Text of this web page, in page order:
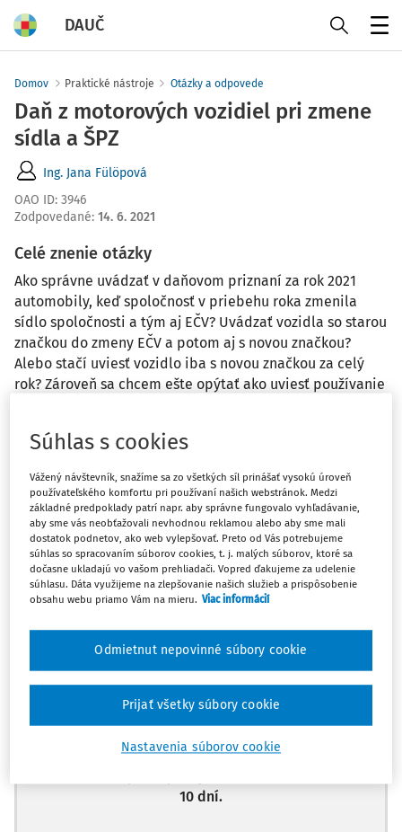
DAUČ
Domov Praktické nástroje Otázky a odpovede
Daň z motorových vozidiel pri zmene
sídla a ŠPZ
Ing. Jana Fülöpová
OAO ID: 3946
Zodpovedané: 14. 6. 2021
Celé znenie otázky
Ako správne uvádzať v daňovom priznaní za rok 2021
automobily, keď spoločnosť v priebehu roka zmenila
sídlo spoločnosti a tým aj EČV? Uvádzať vozidla so starou
značkou do zmeny EČV a potom aj s novou značkou?
Alebo stačí uviesť vozidlo iba s novou značkou za celý
rok? Zároveň sa chcem ešte opýtať ako uviesť používanie
napr. 2/2021, 3/2021, 5/2021?
Odpoveď
Máte predplatné? Prihláste sa
Zatiaľ ste si prečítali len začiatok...
Celý dokument je len pre predplatiteľov.
Zaregistrujte sa a získajte
10 dní.
Súhlas s cookies
Vážený návštevník, snažíme sa zo všetkých síl prinášať vysokú úroveň
používateľského komfortu pri používaní našich webstránok. Medzi
základné predpoklady patrí napr. aby správne fungovalo vyhľadávanie,
aby sme vás neobťažovali nevhodnou reklamou alebo aby sme mali
dostatok podnetov, ako web vylepšovať. Preto od Vás potrebujeme
súhlas so spracovaním súborov cookies, t. j. malých súborov, ktoré sa
dočasne ukladajú vo vašom prehliadači. Vopred ďakujeme za udelenie
súhlasu. Dáta využijeme na zlepšovanie našich služieb a prispôsobenie
obsahu webu priamo Vám na mieru. Viac informácií
Nastavenia súborov cookie
Odmietnut nepovinné súbory cookie
Prijať všetky súbory cookie